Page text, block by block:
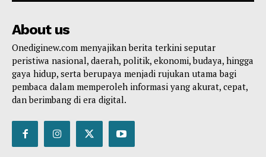
About us
Onediginew.com menyajikan berita terkini seputar
peristiwa nasional, daerah, politik, ekonomi, budaya, hingga
gaya hidup, serta berupaya menjadi rujukan utama bagi
pembaca dalam memperoleh informasi yang akurat, cepat,
dan berimbang di era digital.